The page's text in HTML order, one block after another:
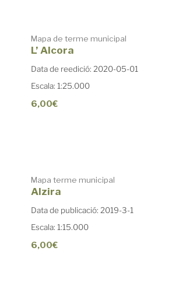
Mapa de terme municipal
L’ Alcora
Data de reedició: 2020-05-01
Escala: 1:25.000
6,00€
Mapa terme municipal
Alzira
Data de publicació: 2019-3-1
Escala: 1:15.000
6,00€